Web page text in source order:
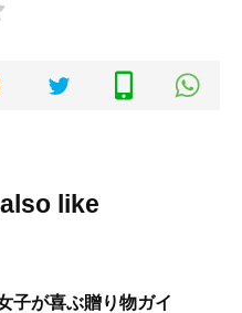
like
子が喜ぶ贈り物ガイ